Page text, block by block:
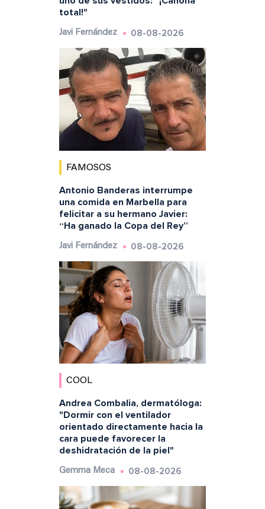
total!"
Javi Fernández 08-08-2026
FAMOSOS
Antonio Banderas interrumpe
una comida en Marbella para
felicitar a su hermano Javier:
“Ha ganado la Copa del Rey”
Javi Fernández 08-08-2026
COOL
Andrea Combalia, dermatóloga:
"Dormir con el ventilador
orientado directamente hacia la
cara puede favorecer la
deshidratación de la piel"
Gemma Meca 08-08-2026